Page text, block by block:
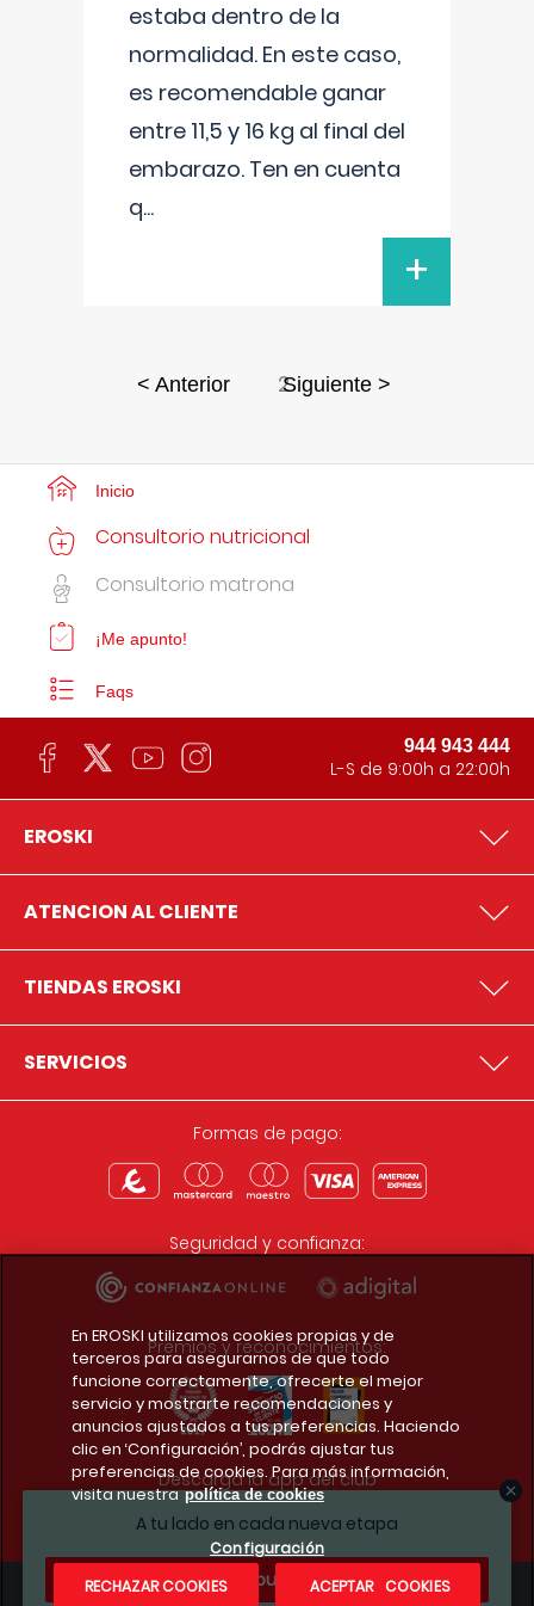
estaba dentro de la
normalidad. En este caso,
es recomendable ganar
entre 11,5 y 16 kg al final del
embarazo. Ten en cuenta
q...
+
< Anterior 2Siguiente >
A tu lado en cada nueva etapa
¿Te apuntas?
Inicio
Consultorio nutricional
Consultorio matrona
¡Me apunto!
Faqs
944 943 444
L-S de 9:00h a 22:00h
EROSKI
ATENCION AL CLIENTE
TIENDAS EROSKI
SERVICIOS
Formas de pago:
Seguridad y confianza:
Premios y reconocimientos:
Descarga la app del club
En EROSKI utilizamos cookies propias y de
terceros para asegurarnos de que todo
funcione correctamente, ofrecerte el mejor
servicio y mostrarte recomendaciones y
anuncios ajustados a tus preferencias. Haciendo
clic en ‘Configuración’, podrás ajustar tus
preferencias de cookies. Para más información,
visita nuestra política de cookies
Configuración
RECHAZAR COOKIES
ACEPTAR COOKIES